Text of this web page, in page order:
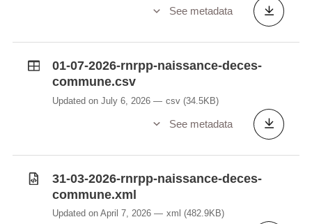
See metadata
01-07-2026-rnrpp-naissance-deces-
commune.csv
Updated on July 6, 2026 csv (34.5KB)
See metadata
31-03-2026-rnrpp-naissance-deces-
commune.xml
Updated on April 7, 2026 xml (482.9KB)